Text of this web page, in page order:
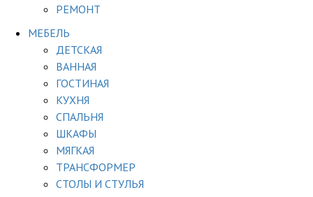
РЕМОНТ
МЕБЕЛЬ
ДЕТСКАЯ
ВАННАЯ
ГОСТИНАЯ
КУХНЯ
СПАЛЬНЯ
ШКАФЫ
МЯГКАЯ
ТРАНСФОРМЕР
СТОЛЫ И СТУЛЬЯ